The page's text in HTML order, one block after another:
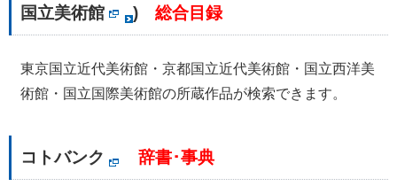
国立美術館
) 総合目録
東京国立近代美術館・京都国立近代美術館・国立西洋美
術館・国立国際美術館の所蔵作品が検索できます。
コトバンク 辞書･事典